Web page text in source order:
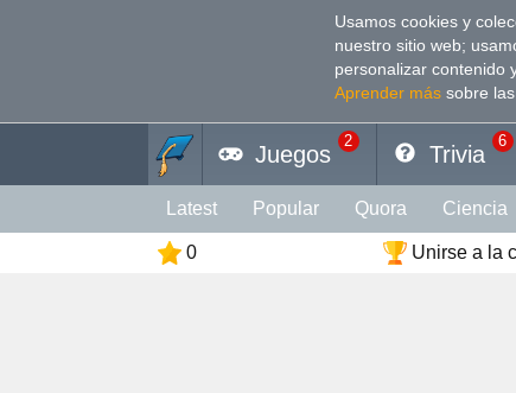
Usamos cookies y
nuestro sitio web;
personalizar contenido
Aprender más sobre
Juegos
2
Trivia
6
Latest Popular Quora Сiencia
Personalidad Animales
0 Unirse a la